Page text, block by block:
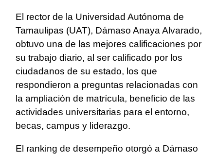
El rector de la Universidad Autónoma de
Tamaulipas (UAT), Dámaso Anaya Alvarado,
obtuvo una de las mejores calificaciones por
su trabajo diario, al ser calificado por los
ciudadanos de su estado, los que
respondieron a preguntas relacionadas con
la ampliación de matrícula, beneficio de las
actividades universitarias para el entorno,
becas, campus y liderazgo.
El ranking de desempeño otorgó a Dámaso